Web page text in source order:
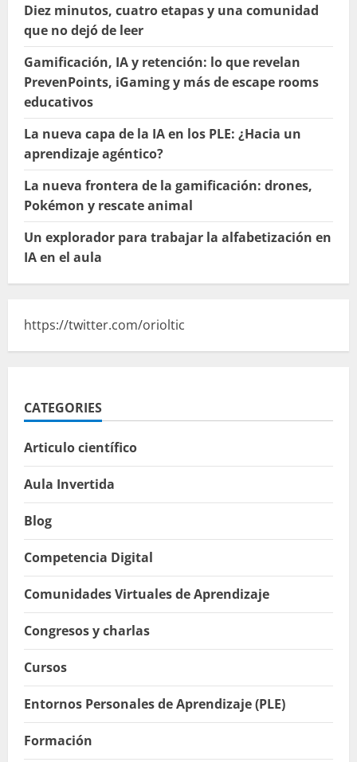
Diez minutos, cuatro etapas y una comunidad
que no dejó de leer
Gamificación, IA y retención: lo que revelan
PrevenPoints, iGaming y más de escape rooms
educativos
La nueva capa de la IA en los PLE: ¿Hacia un
aprendizaje agéntico?
La nueva frontera de la gamificación: drones,
Pokémon y rescate animal
Un explorador para trabajar la alfabetización en
IA en el aula
https://twitter.com/orioltic
CATEGORIES
Articulo científico
Aula Invertida
Blog
Competencia Digital
Comunidades Virtuales de Aprendizaje
Congresos y charlas
Cursos
Entornos Personales de Aprendizaje (PLE)
Formación